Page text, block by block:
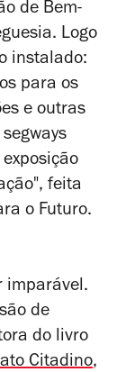
de Bem-
Logo
instalado:
para os
e outras
feita
o Futuro.
imparável.
de
do livro
Citadino,